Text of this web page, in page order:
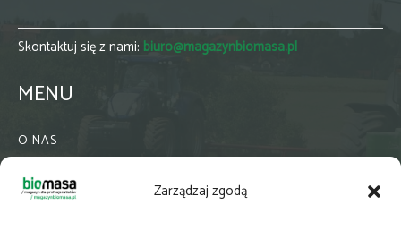
Zarządzaj zgodą
Skontaktuj się z nami: biuro@magazynbiomasa.pl
MENU
O NAS
WSPÓŁPRACA